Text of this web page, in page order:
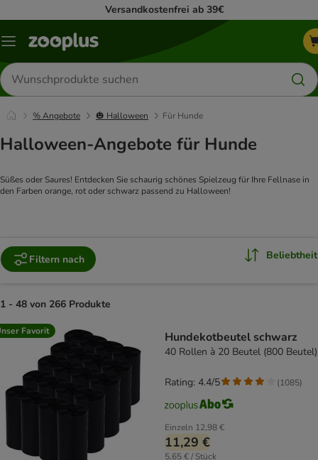
Versandkostenfrei ab 39€
Menü
Produkte
suchen
% Angebote 🎃 Halloween Für Hunde
Halloween-Angebote für Hunde
Süßes oder Saures! Entdecken Sie schaurig schönes Spielzeug für Ihre Fellnase in
den Farben orange, rot oder schwarz passend zu Halloween!
Filtern nach Beliebtheit
1 - 48 von 266 Produkte
product items have been changed
Favorit Hundekotbeutel schwarz
40 Rollen à 20 Beutel (800 Beutel)
Einzeln 12,98 €
11,29 €
5,65 € / Stück
Rating: 4.4/5 (1085)